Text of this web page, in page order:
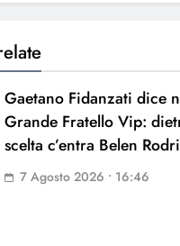
Gaetano Fidanzati dice
Grande Fratello Vip:
scelta c’entra Belen
7 Agosto 2026 • 16:46